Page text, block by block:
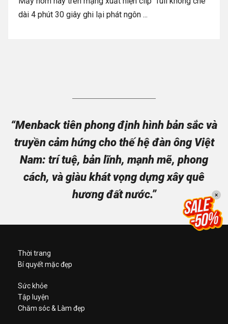
dài 4 phút 30 giây ghi lại phát ngôn ...
“Menback tiên phong định hình bản sắc và
truyền cảm hứng cho thế hệ đàn ông Việt
Nam: trí tuệ, bản lĩnh, mạnh mẽ, phong
cách, và giàu khát vọng dựng xây quê
hương đất nước.”
Thời trang
Bí quyết mặc đẹp
Sức khỏe
Tập luyện
Chăm sóc & Làm đẹp
×